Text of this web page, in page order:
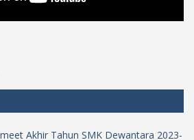
Akhir Tahun SMK Dewantara 2023-